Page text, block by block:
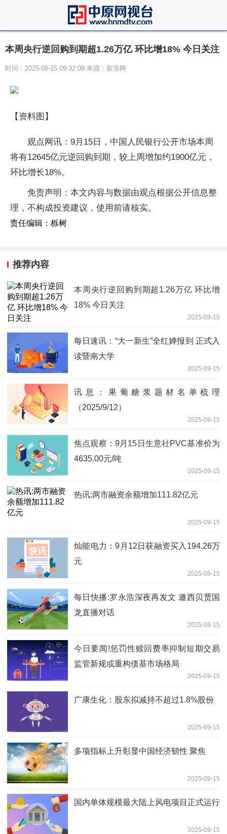
本周央行逆回购到期超1.26万亿 环比增18% 今日关注
时间：2025-09-15 09:32:09 来源：新浪网
【资料图】
观点网讯：9月15日，中国人民银行公开市场本周
将有12645亿元逆回购到期，较上周增加约1900亿元，
环比增长18%。
免责声明：本文内容与数据由观点根据公开信息整
理，不构成投资建议，使用前请核实。
责任编辑：栎树
推荐内容
本周央行逆回购到期超1.26万亿 环比增
18% 今日关注
2025-09-15
每日速讯：“大⼀新⽣”全红婵报到 正式入
读暨南大学
2025-09-15
讯息：果葡糖浆题材名单梳理
（2025/9/12）
2025-09-15
焦点观察：9月15日生意社PVC基准价为
4635.00元/吨
2025-09-15
热讯:两市融资余额增加111.82亿元
2025-09-15
灿能电力：9月12日获融资买入194.26万
元
2025-09-15
每日快播:罗永浩深夜再发文 邀西贝贾国
龙直播对话
2025-09-15
今日要闻!惩罚性赎回费率抑制短期交易
监管新规或重构债基市场格局
2025-09-15
广康生化：股东拟减持不超过1.8%股份
2025-09-15
多项指标上升彰显中国经济韧性 聚焦
2025-09-15
国内单体规模最大陆上风电项目正式运行
2025-09-15